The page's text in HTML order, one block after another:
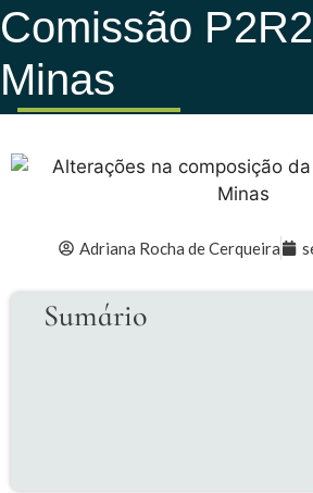
Comissão P2R2
Minas
Adriana Rocha de Cerqueira
Sumário